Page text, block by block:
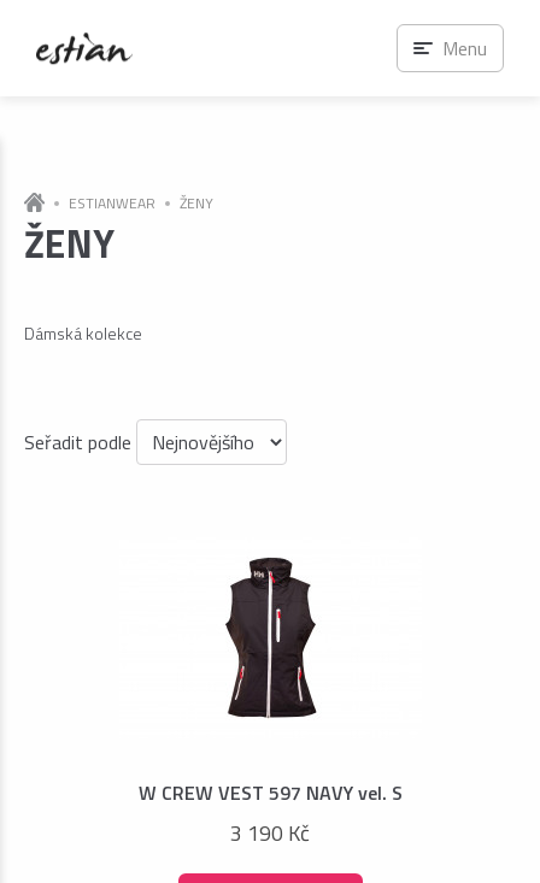
ESTIANWEAR ŽENY
ŽENY
Dámská kolekce
Seřadit podle
W CREW VEST 597 NAVY vel. S
3 190 Kč
Menu